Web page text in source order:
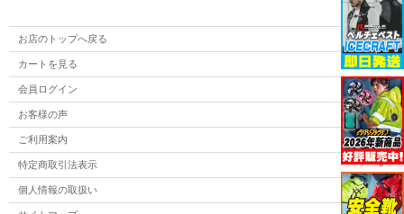
お店のトップへ戻る
カートを見る
会員ログイン
お客様の声
ご利用案内
特定商取引法表示
個人情報の取扱い